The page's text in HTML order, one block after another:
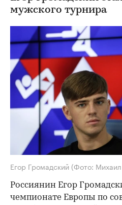
мужского турнира
Егор Громадский (Фото:
Россиянин Егор
чемпионате Европы по